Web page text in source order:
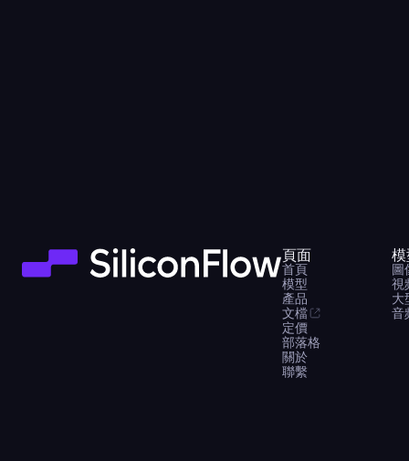
頁面
首頁
模型
產品
文檔
定價
部落格
關於
聯繫
圖
視
大
音